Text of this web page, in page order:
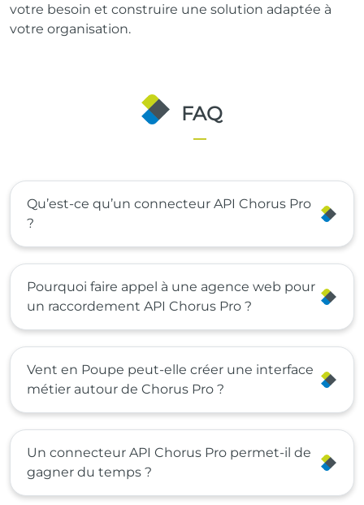
votre besoin et construire une solution adaptée à
votre organisation.
FAQ
Qu’est-ce qu’un connecteur API Chorus Pro
?
Pourquoi faire appel à une agence web pour
un raccordement API Chorus Pro ?
Vent en Poupe peut-elle créer une interface
métier autour de Chorus Pro ?
Un connecteur API Chorus Pro permet-il de
gagner du temps ?